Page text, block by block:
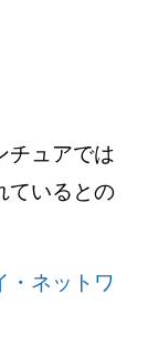
チュアでは
ているとの
・ネットワ